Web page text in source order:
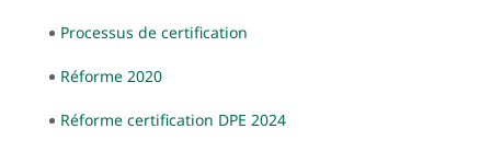
Processus de certification
Réforme 2020
Réforme certification DPE 2024